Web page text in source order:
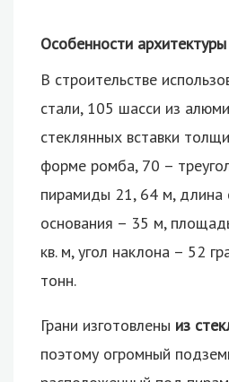
Особенности архитектуры
В строительстве
стали, 105 шасси из
стеклянных вставки
форме ромба, 70 –
пирамиды 21, 64 м, длина
основания – 35 м,
кв. м, угол наклона – 52
тонн.
Грани изготовлены из
поэтому огромный